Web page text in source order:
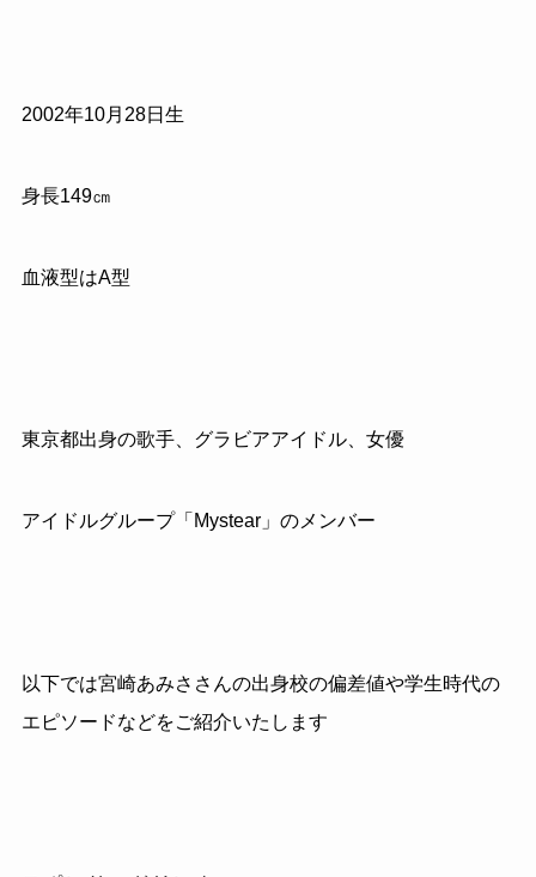
2002年10月28日生
身長149㎝
血液型はA型
東京都出身の歌手、グラビアアイドル、女優
アイドルグループ「Mystear」のメンバー
以下では宮崎あみささんの出身校の偏差値や学生時代の
エピソードなどをご紹介いたします